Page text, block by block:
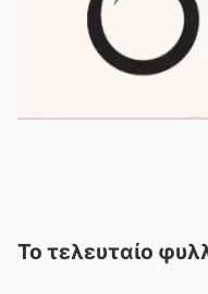
Το τελευταίο